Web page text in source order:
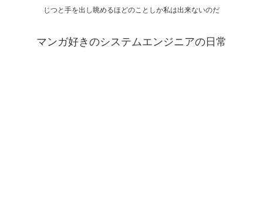
じつと手を出し眺めるほどのことしか私は出来ないのだ
マンガ好きのシステムエンジニアの日常